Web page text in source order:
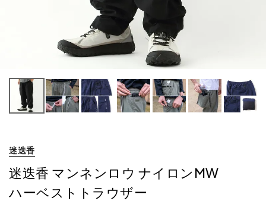
迷迭香
迷迭香 マンネンロウ ナイロンMW
ハーベストトラウザー